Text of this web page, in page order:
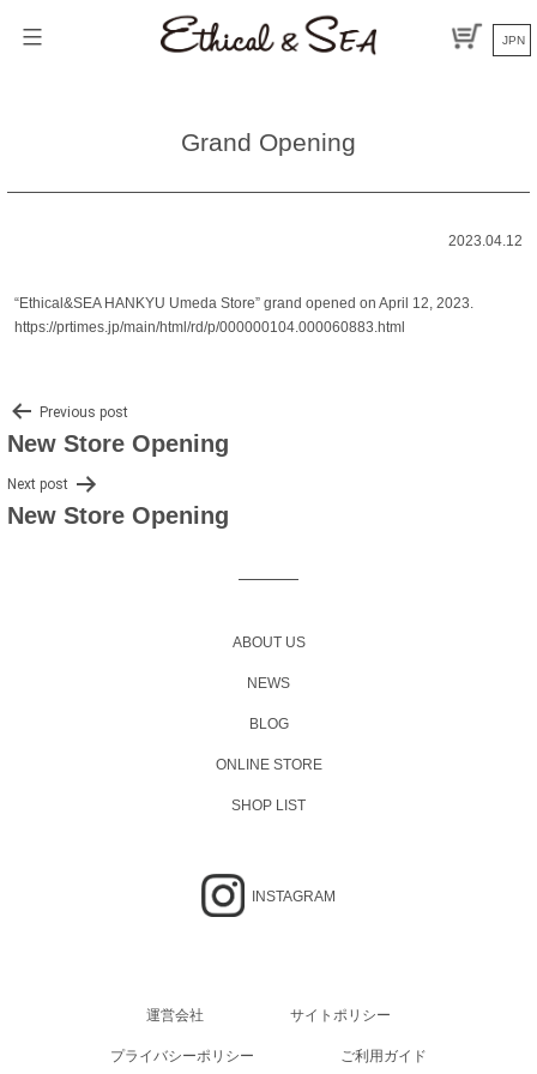
JPN
Grand Opening
2023.04.12
“Ethical&SEA HANKYU Umeda Store” grand opened on April 12, 2023.
https://prtimes.jp/main/html/rd/p/000000104.000060883.html
Post
navigation
Previous post
New Store Opening
Next post
New Store Opening
ABOUT US
NEWS
BLOG
ONLINE STORE
SHOP LIST
INSTAGRAM
運営会社 サイトポリシー
プライバシーポリシー ご利用ガイド